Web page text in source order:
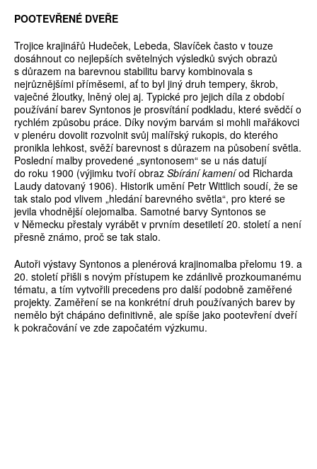
POOTEVŘENÉ DVEŘE
Trojice krajinářů Hudeček, Lebeda, Slavíček často v touze
dosáhnout co nejlepších světelných výsledků svých obrazů
s důrazem na barevnou stabilitu barvy kombinovala s
nejrůznějšími příměsemi, ať to byl jiný druh tempery, škrob,
vaječné žloutky, lněný olej aj. Typické pro jejich díla z období
používání barev Syntonos je prosvítání podkladu, které svědčí o
rychlém způsobu práce. Díky novým barvám si mohli mařákovci
v plenéru dovolit rozvolnit svůj malířský rukopis, do kterého
pronikla lehkost, svěží barevnost s důrazem na působení světla.
Poslední malby provedené „syntonosem“ se u nás datují
do roku 1900 (výjimku tvoří obraz Sbírání kameníod Richarda
Laudy datovaný 1906). Historik umění Petr Wittlich soudí, že se
tak stalo pod vlivem „hledání barevného světla“, pro které se
jevila vhodnější olejomalba. Samotné barvy Syntonos se
v Německu přestaly vyrábět v prvním desetiletí 20. století a není
přesně známo, proč se tak stalo.
Autoři výstavy Syntonos a plenérová krajinomalba přelomu 19. a
20. století přišli s novým přístupem ke zdánlivě prozkoumanému
tématu, a tím vytvořili precedens pro další podobně zaměřené
projekty. Zaměření se na konkrétní druh používaných barev by
nemělo být chápáno definitivně, ale spíše jako pootevření dveří
k pokračování ve zde započatém výzkumu.